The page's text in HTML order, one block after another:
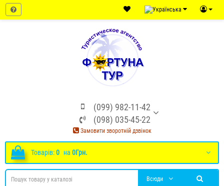
(099) 982-11-42
(098) 035-45-22
Замовити зворотній дзвінок
Товарів:0 на 0Грн.
Всюди